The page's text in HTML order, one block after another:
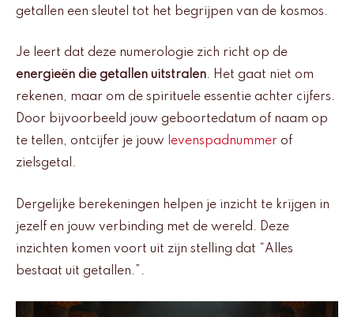
getallen een sleutel tot het begrijpen van de kosmos.
Je leert dat deze numerologie zich richt op de
energieën die getallen uitstralen. Het gaat niet om
rekenen, maar om de spirituele essentie achter cijfers.
Door bijvoorbeeld jouw geboortedatum of naam op
te tellen, ontcijfer je jouw levenspadnummer of
zielsgetal.
Dergelijke berekeningen helpen je inzicht te krijgen in
jezelf en jouw verbinding met de wereld. Deze
inzichten komen voort uit zijn stelling dat “Alles
bestaat uit getallen.”.